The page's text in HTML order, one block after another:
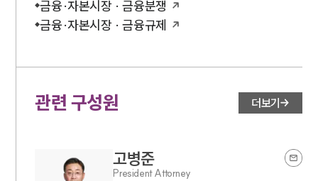
금융·자본시장 · 금융분쟁
금융·자본시장 · 금융규제
관련 구성원 더보기
고병준
President Attorney